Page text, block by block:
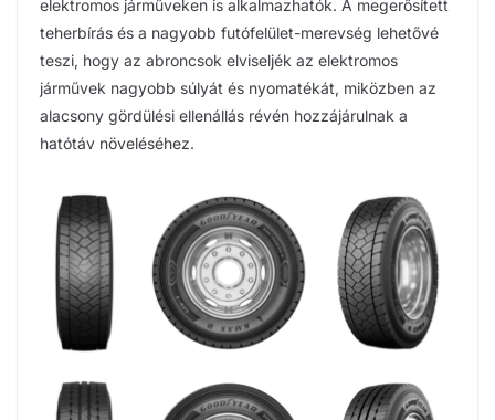
elektromos járműveken is alkalmazhatók. A megerősített
teherbírás és a nagyobb futófelület-merevség lehetővé
teszi, hogy az abroncsok elviseljék az elektromos
járművek nagyobb súlyát és nyomatékát, miközben az
alacsony gördülési ellenállás révén hozzájárulnak a
hatótáv növeléséhez.